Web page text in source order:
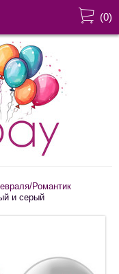
(0)
Романтик
и серый